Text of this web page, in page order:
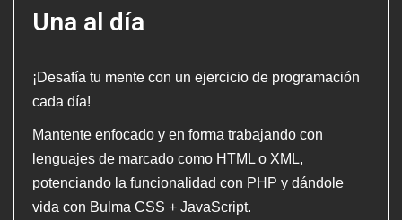
Una al día
¡Desafía tu mente con un ejercicio de programación
cada día!
Mantente enfocado y en forma trabajando con
lenguajes de marcado como HTML o XML,
potenciando la funcionalidad con PHP y dándole
vida con Bulma CSS + JavaScript.